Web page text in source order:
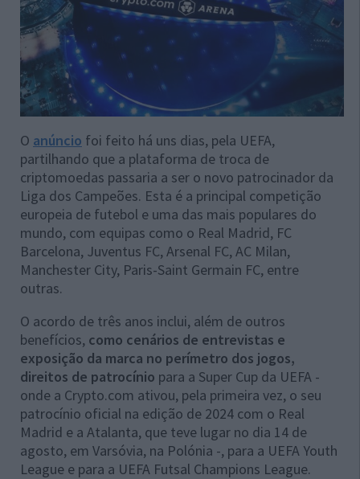
O anúncio foi feito há uns dias, pela UEFA,
partilhando que a plataforma de troca de
criptomoedas passaria a ser o novo patrocinador da
Liga dos Campeões. Esta é a principal competição
europeia de futebol e uma das mais populares do
mundo, com equipas como o Real Madrid, FC
Barcelona, Juventus FC, Arsenal FC, AC Milan,
Manchester City, Paris-Saint Germain FC, entre
outras.
O acordo de três anos inclui, além de outros
benefícios, como cenários de entrevistas e
exposição da marca no perímetro dos jogos,
direitos de patrocínio para a Super Cup da UEFA -
onde a Crypto.com ativou, pela primeira vez, o seu
patrocínio oficial na edição de 2024 com o Real
Madrid e a Atalanta, que teve lugar no dia 14 de
agosto, em Varsóvia, na Polónia -, para a UEFA Youth
League e para a UEFA Futsal Champions League.